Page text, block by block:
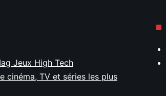
Jeux High Tech
cinéma, TV et séries les plus